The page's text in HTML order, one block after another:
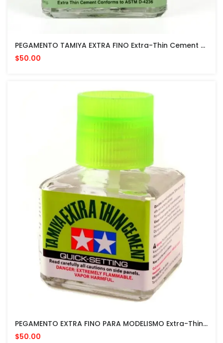
PEGAMENTO TAMIYA EXTRA FINO Extra-Thin Cement 40 ML MADE IN JAPAN Quick Setting Version
$50.00
PEGAMENTO EXTRA FINO PARA MODELISMO Extra-Thin Cement MADE IN JAPAN
$50.00